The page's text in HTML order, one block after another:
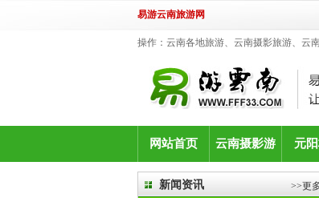
易游云南旅游网
操作：云南各地旅游、云南摄影旅游、云
网站首页 云南摄影游 元
新闻资讯 >>更